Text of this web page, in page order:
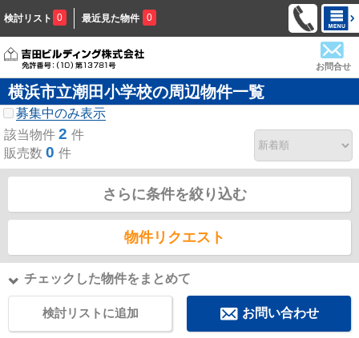
検討リスト 0 最近見た物件 0
お問合せ
横浜市立潮田小学校の周辺物件一覧
募集中のみ表示
該当物件 2 件
販売数 0 件
さらに条件を絞り込む
物件リクエスト
チェックした物件をまとめて
検討リストに追加 お問い合わせ